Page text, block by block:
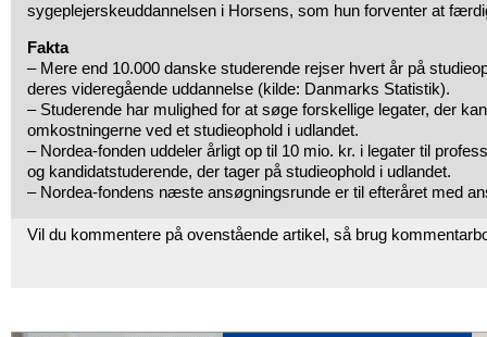
sygeplejerskeuddannelsen i Horsens, som hun forventer at
Fakta
– Mere end 10.000 danske studerende rejser hvert år på
deres videregående uddannelse (kilde: Danmarks Statistik).
– Studerende har mulighed for at søge forskellige legater, der
omkostningerne ved et studieophold i udlandet.
– Nordea-fonden uddeler årligt op til 10 mio. kr. i legater til
og kandidatstuderende, der tager på studieophold i udlandet.
– Nordea-fondens næste ansøgningsrunde er til efteråret med
Vil du kommentere på ovenstående artikel, så brug